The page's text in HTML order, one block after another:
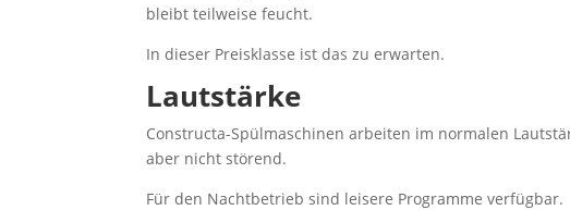
bleibt teilweise feucht.
In dieser Preisklasse ist das zu erwarten.
Lautstärke
Constructa-Spülmaschinen arbeiten im normalen
aber nicht störend.
Für den Nachtbetrieb sind leisere Programme verfügbar.